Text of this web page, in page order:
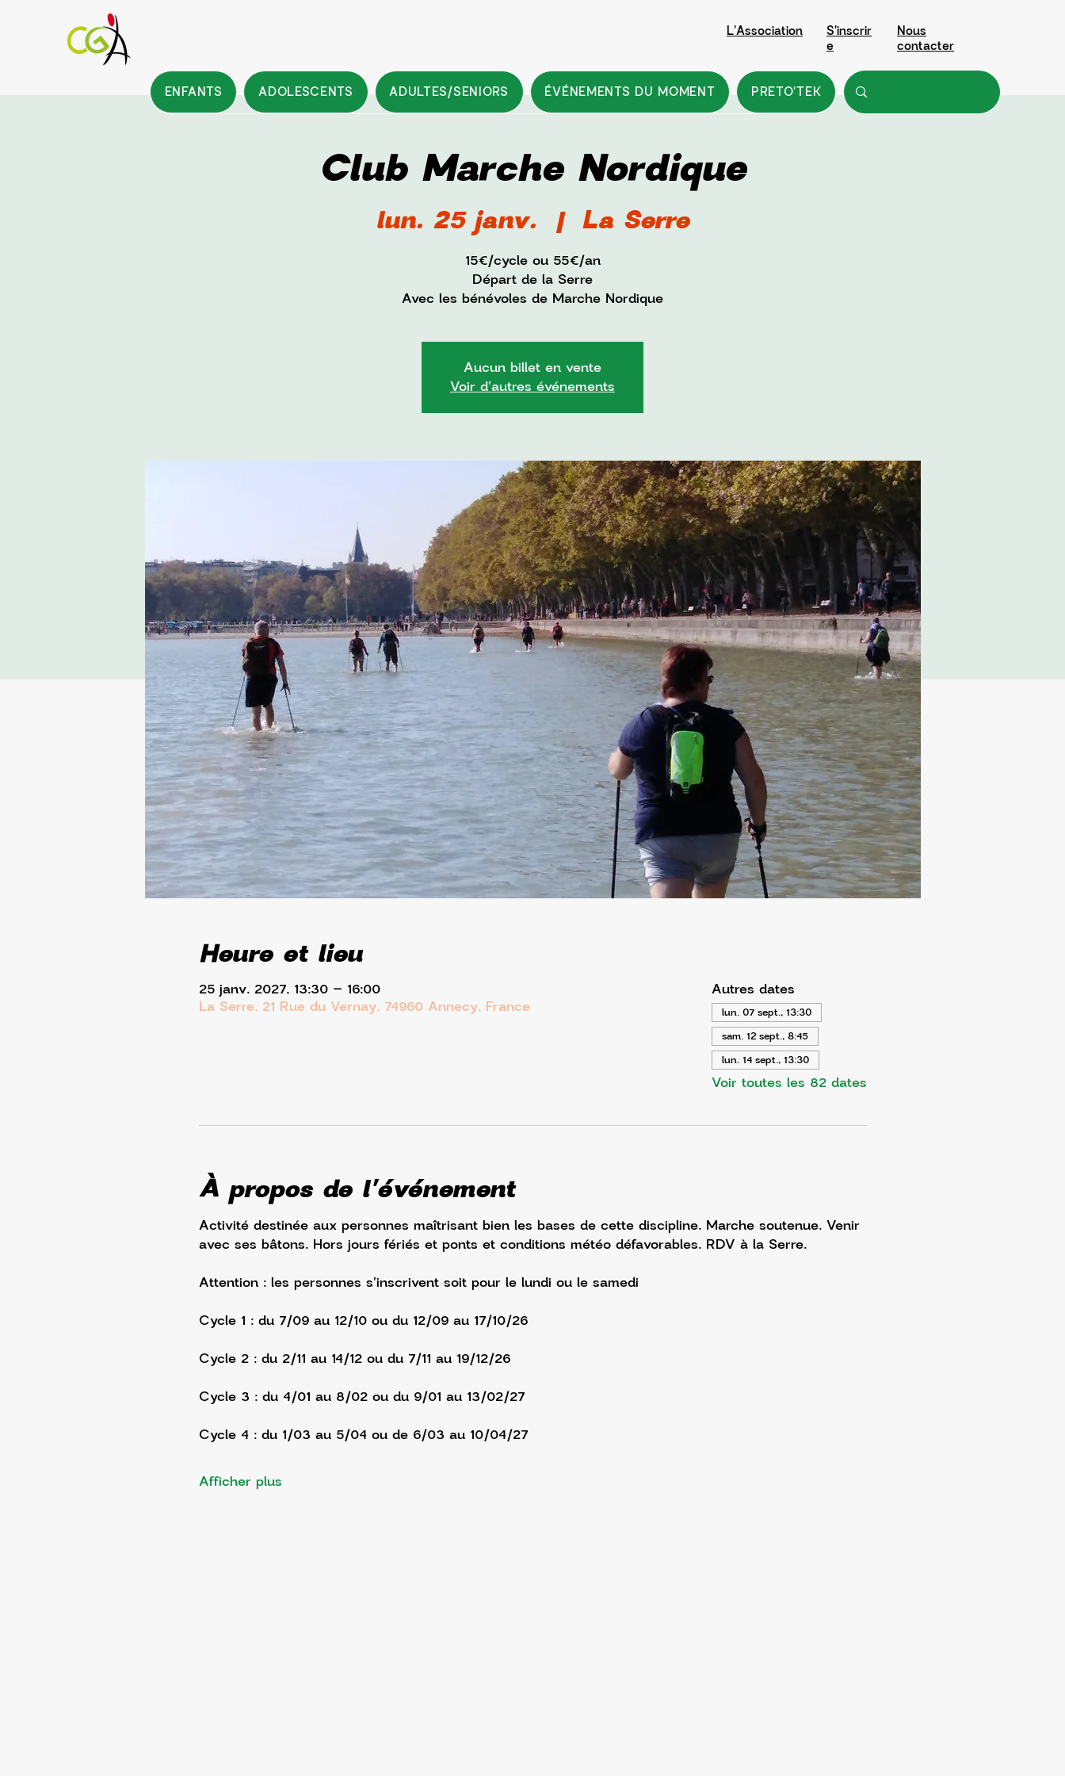
L'Association S'inscrir
e
Nous
contacter
ENFANTS
ADOLESCENTS ADULTES/SENIORS ÉVÉNEMENTS DU MOMENT PRETO'TEK
Club Marche Nordique
lun. 25 janv.
  |
La Serre
15€/cycle ou 55€/an
Départ de la Serre
Avec les bénévoles de Marche Nordique
Aucun billet en vente
Voir d'autres événements
Heure et lieu
25 janv. 2027, 13:30 – 16:00
La Serre, 21 Rue du Vernay, 74960 Annecy, France
Autres dates
lun. 07 sept., 13:30
sam. 12 sept., 8:45
lun. 14 sept., 13:30
Voir toutes les 82 dates
À propos de l'événement
Activité destinée aux personnes maîtrisant bien les bases de cette discipline. Marche soutenue. Venir
avec ses bâtons. Hors jours fériés et ponts et conditions météo défavorables. RDV à la Serre.
Attention : les personnes s'inscrivent soit pour le lundi ou le samedi
Cycle 1 : du 7/09 au 12/10 ou du 12/09 au 17/10/26
Cycle 2 : du 2/11 au 14/12 ou du 7/11 au 19/12/26
Cycle 3 : du 4/01 au 8/02 ou du 9/01 au 13/02/27
Cycle 4 : du 1/03 au 5/04 ou de 6/03 au 10/04/27
Afficher plus